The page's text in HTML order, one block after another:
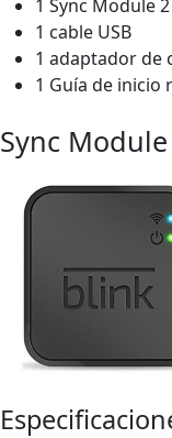
1 Sync Module 2
1 cable USB
1 adaptador de
1 Guía de inicio
Sync